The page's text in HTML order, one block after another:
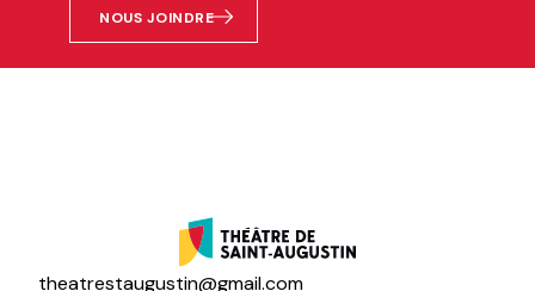
NOUS JOINDRE
theatrestaugustin@gmail.com